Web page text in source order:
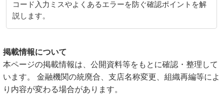
コード入力ミスやよくあるエラーを防ぐ確認ポイントを解
説します。
掲載情報について
本ページの掲載情報は、公開資料等をもとに確認・整理して
います。 金融機関の統廃合、支店名称変更、組織再編等によ
り内容が変わる場合があります。